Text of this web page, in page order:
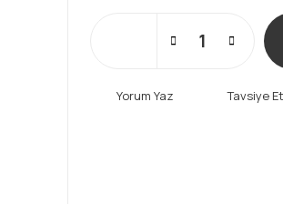
Yorum Yaz Tavsiye Et